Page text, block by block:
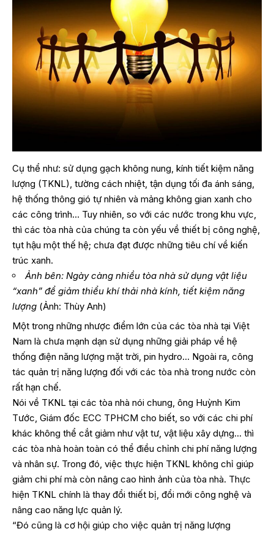
Cụ thể như: sử dụng gạch không nung, kính tiết kiệm năng
lượng (TKNL), tường cách nhiệt, tận dụng tối đa ánh sáng,
hệ thống thông gió tự nhiên và mảng không gian xanh cho
các công trình… Tuy nhiên, so với các nước trong khu vực,
thì các tòa nhà của chúng ta còn yếu về thiết bị công nghệ,
tụt hậu một thế hệ; chưa đạt được những tiêu chí về kiến
trúc xanh.
Ảnh bên: Ngày càng nhiều tòa nhà sử dụng vật liệu
“xanh” để giảm thiểu khí thải nhà kính, tiết kiệm năng
lượng (Ảnh: Thùy Anh)
Một trong những nhược điểm lớn của các tòa nhà tại Việt
Nam là chưa mạnh dạn sử dụng những giải pháp về hệ
thống điện năng lượng mặt trời, pin hydro… Ngoài ra, công
tác quản trị năng lượng đối với các tòa nhà trong nước còn
rất hạn chế.
Nói về TKNL tại các tòa nhà nói chung, ông Huỳnh Kim
Tước, Giám đốc ECC TPHCM cho biết, so với các chi phí
khác không thể cắt giảm như vật tư, vật liệu xây dựng… thì
các tòa nhà hoàn toàn có thể điều chỉnh chi phí năng lượng
và nhân sự. Trong đó, việc thực hiện TKNL không chỉ giúp
giảm chi phí mà còn nâng cao hình ảnh của tòa nhà. Thực
hiện TKNL chính là thay đổi thiết bị, đổi mới công nghệ và
nâng cao năng lực quản lý.
“Đó cũng là cơ hội giúp cho việc quản trị năng lượng